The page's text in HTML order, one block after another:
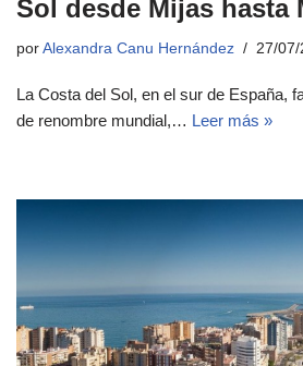
Sol desde Mijas hasta
por Alexandra Canu Hernández 27/07/
La Costa del Sol, en el sur de España,
de renombre mundial,… Leer más »